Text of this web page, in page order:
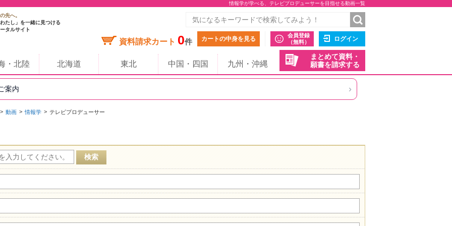
情報学が学べる、テレビプロデューサーを目指せる動画一覧
先へ。
たし」を一緒に見つける
タルサイト
資料請求カート 0件 カートの中身を見る
会員登録
（無料）
ログイン
まとめて資料・
願書を請求する
・北陸 北海道 東北 中国・四国 九州・沖縄
案内 ›
動画 情報学 テレビプロデューサー